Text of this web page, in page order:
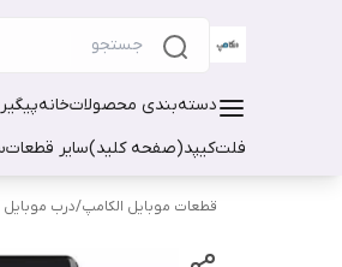
دسته‌بندی محصولاتخانه
فلتکیپد(صفحه کلید)سایر قطعات
قطعات موبایل الکامپ/درب موبایل